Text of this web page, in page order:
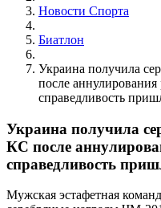
Новости Cпорта
Биатлон
Украина получила
после аннулирования
справедливость
Украина получила
КС после
справедливость
Мужская эстафетная